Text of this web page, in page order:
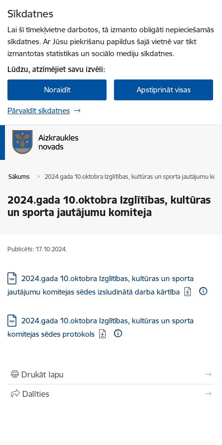
Sīkdatnes
Lai šī tīmekļvietne darbotos, tā izmanto obligāti nepieciešamās
sīkdatnes. Ar Jūsu piekrišanu papildus šajā vietnē var tikt
izmantotas statistikas un sociālo mediju sīkdatnes.
Lūdzu, atzīmējiet savu izvēli:
Noraidīt Apstiprināt visas
Pārvaldīt sīkdatnes
Sākums 2024.gada 10.oktobra Izglītības, kultūras un sporta jautājumu
2024.gada 10.oktobra Izglītības, kultūras
un sporta jautājumu komiteja
Publicēts: 17.10.2024.
Lejupielādēt:
2024.gada 10.oktobra Izglītības, kultūras un sporta
jautājumu komitejas sēdes izsludinātā darba kārtība
Lejupielādēt:
2024.gada 10.oktobra Izglītības, kultūras un sporta
komitejas sēdes protokols
Drukāt lapu
Dalīties